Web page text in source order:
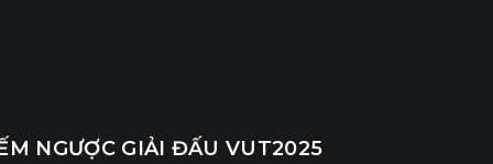
DIỆN 30 TAY VỢT TIỀM NĂNG TẠI